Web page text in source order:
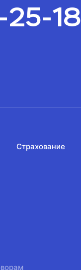
18
Страхование